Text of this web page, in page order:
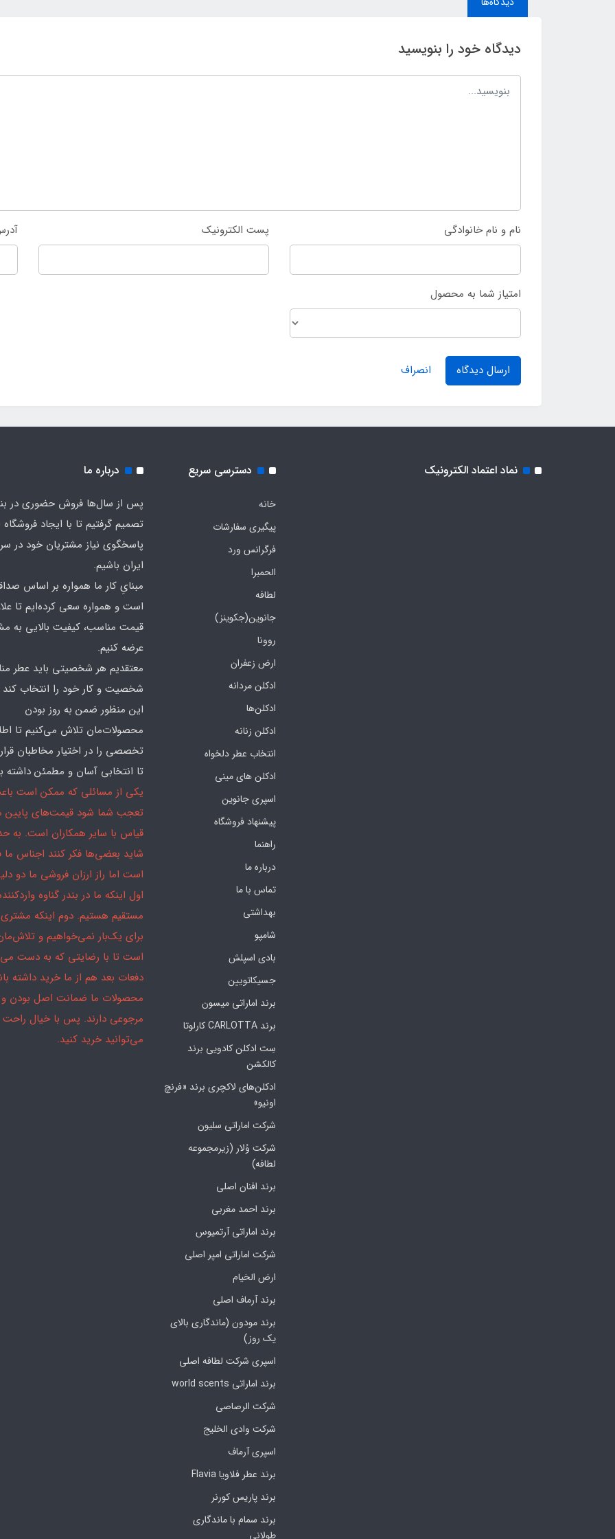
دیدگاه خود را بنویسید
نام و نام خانوادگی پست الکترونیک
امتیاز شما به محصول
ارسال دیدگاه انصراف
نماد اعتماد الکترونیک دسترسی سریع
خانه
پیگیری سفارشات
فرگرانس ورد
الحمبرا
لطافه
جانوین(جکوینز)
روونا
ارض زعفران
ادکلن مردانه
ادکلن‌ها
ادکلن زنانه
انتخاب عطر دلخواه
ادکلن های مینی
اسپری جانوین
پیشنهاد فروشگاه
راهنما
درباره ما
تماس با ما
بهداشتی
شامپو
بادی اسپلش
جسیکاتویین
برند اماراتی میسون
برند CARLOTTA کارلوتا
سِت ادکلن کادویی برند
کالکشن
ادکلن‌های لاکچری برند «فرنچ
اونیو»
شرکت اماراتی سلیون
شرکت وُلار (زیرمجموعه
لطافه)
برند افنان اصلی
برند احمد مغربی
برند اماراتی آرتمیوس
شرکت اماراتی امپر اصلی
ارض الخیام
برند آرماف اصلی
برند مودون (ماندگاری بالای
یک روز)
اسپری شرکت لطافه اصلی
برند اماراتی world scents
شرکت الرصاصی
شرکت وادی الخلیج
اسپری آرماف
برند عطر فلاویا Flavia
برند پاریس کورنر
برند سمام با ماندگاری
طولانی
درباره ما
پس از سال‌ها فروش حضوری در
تصمیم گرفتیم تا با ایجاد فروشگاه
پاسخگوی نیاز مشتریان خود در
ایران باشیم.
مبنایِ کار ما همواره بر اساس
است و همواره سعی کرده‌ایم تا
قیمت مناسب، کیفیت بالایی به
عرضه کنیم.
معتقدیم هر شخصیتی باید عطر
شخصیت و کار خود را انتخاب کند
این منظور ضمن به روز بودن
محصولات‌مان تلاش می‌کنیم تا
تخصصی را در اختیار مخاطبان
تا انتخابی آسان و مطمئن داشته
یکی از مسائلی که ممکن است
تعجب شما شود قیمت‌های پایین
قیاس با سایر همکاران است. به
شاید بعضی‌ها فکر کنند اجناس
است اما راز ارزان فروشی ما دو
اول اینکه ما در بندر گناوه
مستقیم هستیم. دوم اینکه
برای یک‌بار نمی‌خواهیم و
است تا با رضایتی که به دست
دفعات بعد هم از ما خرید داشته
محصولات ما ضمانت اصل بودن و
مرجوعی دارند. پس با خیال راحت
می‌توانید خرید کنید.